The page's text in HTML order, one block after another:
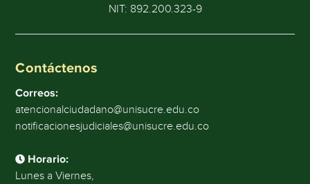
NIT: 892.200.323-9
Contáctenos
Correos:
atencionalciudadano@unisucre.edu.co
notificacionesjudiciales@unisucre.edu.co
Horario:
Lunes a Viernes,